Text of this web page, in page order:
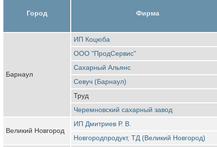
Город Фирма
Барнаул
ИП Коцюба
ООО "ПродСервис"
Сахарный Альянс
Севуч (Барнаул)
Труд
Черемновский сахарный завод
Великий Новгород
ИП Дмитриев Р. В.
Новгородпродукт, ТД (Великий Новгород)